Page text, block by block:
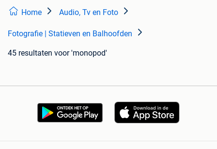
Home Audio, Tv en Foto
Fotografie | Statieven en Balhoofden
45 resultaten voor 'monopod'